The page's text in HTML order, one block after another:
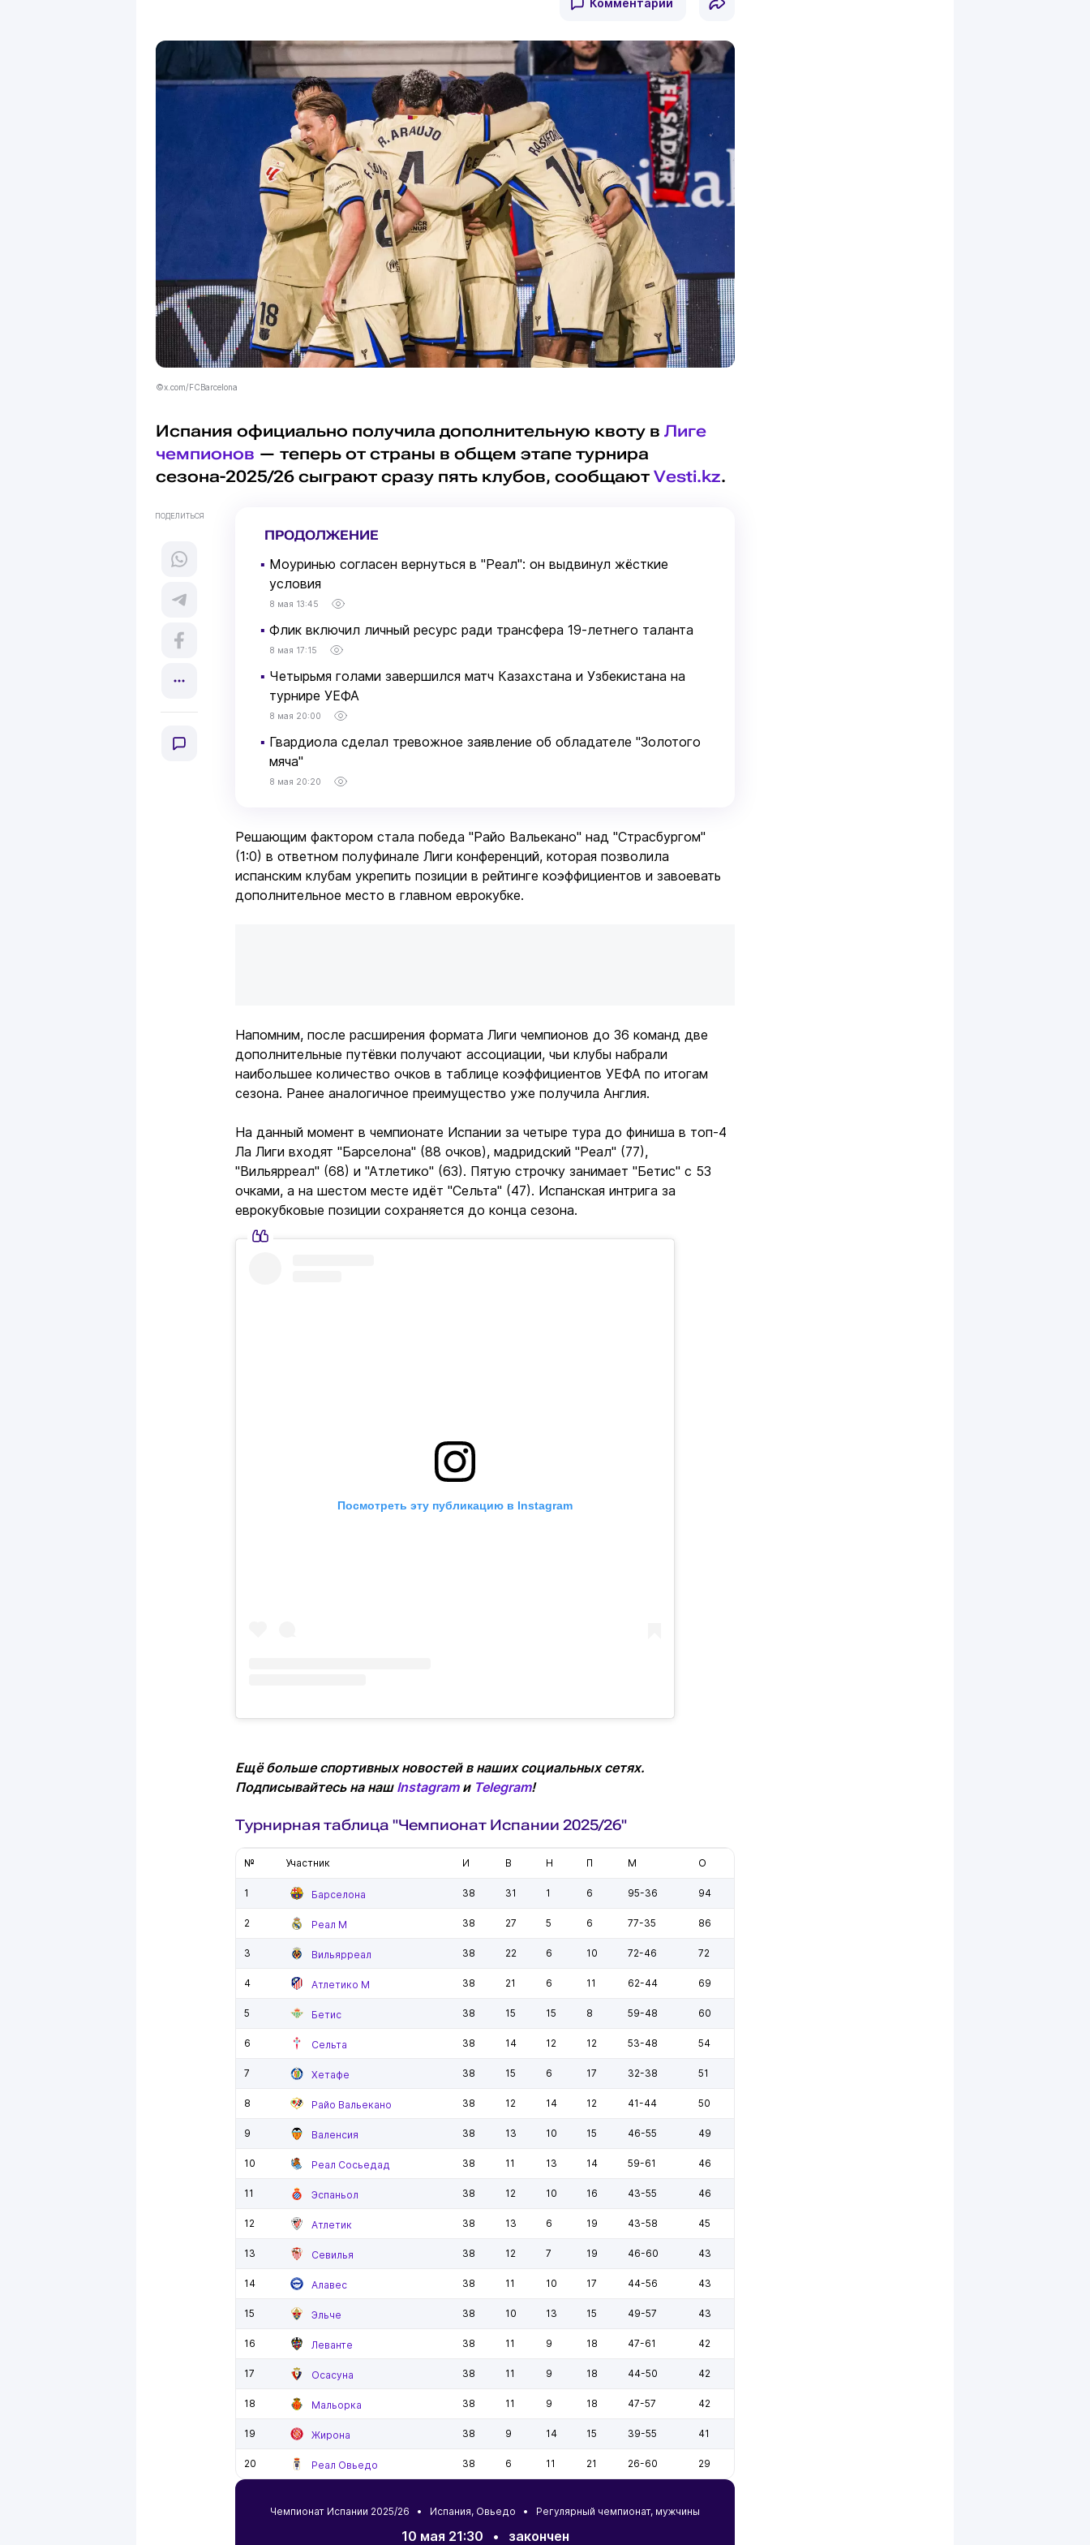
Комментарии
©x.com/FCBarcelona
Испания официально получила дополнительную квоту в Лиге
чемпионов — теперь от страны в общем этапе турнира
сезона-2025/26 сыграют сразу пять клубов, сообщают Vesti.kz.
ПОДЕЛИТЬСЯ
ПРОДОЛЖЕНИЕ
▪ Моуринью согласен вернуться в "Реал": он выдвинул жёсткие
условия
8 мая 13:45
▪ Флик включил личный ресурс ради трансфера 19-летнего таланта
8 мая 17:15
▪ Четырьмя голами завершился матч Казахстана и Узбекистана на
турнире УЕФА
8 мая 20:00
▪ Гвардиола сделал тревожное заявление об обладателе "Золотого
мяча"
8 мая 20:20
Решающим фактором стала победа "Райо Вальекано" над "Страсбургом"
(1:0) в ответном полуфинале Лиги конференций, которая позволила
испанским клубам укрепить позиции в рейтинге коэффициентов и завоевать
дополнительное место в главном еврокубке.
Напомним, после расширения формата Лиги чемпионов до 36 команд две
дополнительные путёвки получают ассоциации, чьи клубы набрали
наибольшее количество очков в таблице коэффициентов УЕФА по итогам
сезона. Ранее аналогичное преимущество уже получила Англия.
На данный момент в чемпионате Испании за четыре тура до финиша в топ-4
Ла Лиги входят "Барселона" (88 очков), мадридский "Реал" (77),
"Вильярреал" (68) и "Атлетико" (63). Пятую строчку занимает "Бетис" с 53
очками, а на шестом месте идёт "Сельта" (47). Испанская интрига за
еврокубковые позиции сохраняется до конца сезона.
Посмотреть эту публикацию в Instagram
Ещё больше спортивных новостей в наших социальных сетях.
Подписывайтесь на наш Instagramи Telegram!
Турнирная таблица "Чемпионат Испании 2025/26"
№ Участник И В Н П М О
1 Барселона 38 31 1 6 95-36 94
2 Реал М 38 27 5 6 77-35 86
3 Вильярреал 38 22 6 10 72-46 72
4 Атлетико М 38 21 6 11 62-44 69
5 Бетис 38 15 15 8 59-48 60
6 Сельта 38 14 12 12 53-48 54
7 Хетафе 38 15 6 17 32-38 51
8 Райо Вальекано 38 12 14 12 41-44 50
9 Валенсия 38 13 10 15 46-55 49
10 Реал Сосьедад 38 11 13 14 59-61 46
11 Эспаньол 38 12 10 16 43-55 46
12 Атлетик 38 13 6 19 43-58 45
13 Севилья 38 12 7 19 46-60 43
14 Алавес 38 11 10 17 44-56 43
15 Эльче 38 10 13 15 49-57 43
16 Леванте 38 11 9 18 47-61 42
17 Осасуна 38 11 9 18 44-50 42
18 Мальорка 38 11 9 18 47-57 42
19 Жирона 38 9 14 15 39-55 41
20 Реал Овьедо 38 6 11 21 26-60 29
Чемпионат Испании 2025/26 • Испания, Овьедо • Регулярный чемпионат, мужчины
10 мая 21:30 • закончен